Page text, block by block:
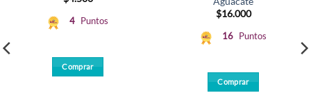
4 Puntos
Comprar
$16.000
16 Puntos
Comprar